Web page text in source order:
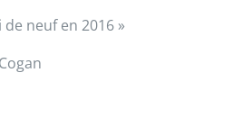
de neuf en 2016 »